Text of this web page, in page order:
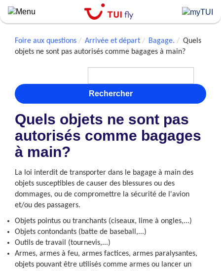
Skip
to
contentFoire aux questions Arrivée et départ Bagage.
Quels
objets ne sont pas autorisés comme bagages à main?
Rechercher
Quels objets ne sont pas
autorisés comme bagages
à main?
La loi interdit de transporter dans le bagage à main des
objets susceptibles de causer des blessures ou des
dommages, ou de compromettre la sécurité de l'avion
et/ou des passagers.
Objets pointus ou tranchants (ciseaux, lime à ongles,...)
Objets contondants (batte de baseball,...)
Outils de travail (tournevis,...)
Armes, armes à feu, armes factices, armes paralysantes,
objets pouvant être utilisés comme armes ou lancer un